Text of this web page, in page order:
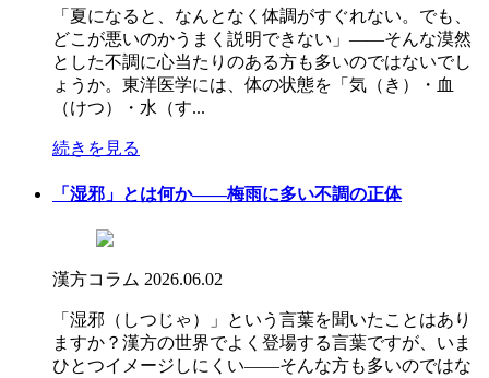
「夏になると、なんとなく体調がすぐれない。でも、
どこが悪いのかうまく説明できない」――そんな漠然
とした不調に心当たりのある方も多いのではないでし
ょうか。東洋医学には、体の状態を「気（き）・血
（けつ）・水（す...
続きを見る
「湿邪」とは何か――梅雨に多い不調の正体
漢方コラム 2026.06.02
「湿邪（しつじゃ）」という言葉を聞いたことはあり
ますか？漢方の世界でよく登場する言葉ですが、いま
ひとつイメージしにくい――そんな方も多いのではな